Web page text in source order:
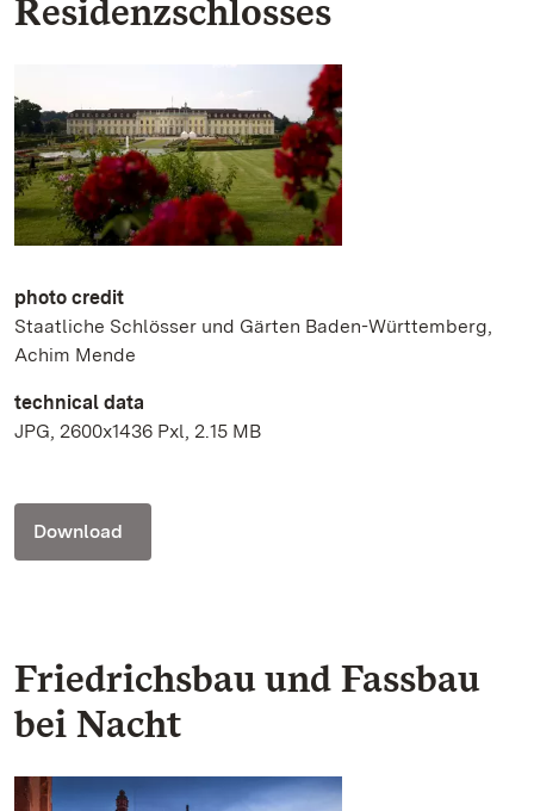
Residenzschlosses
photo credit
Staatliche Schlösser und Gärten Baden-Württemberg,
Achim Mende
technical data
JPG, 2600x1436 Pxl, 2.15 MB
Download
Friedrichsbau und Fassbau
bei Nacht